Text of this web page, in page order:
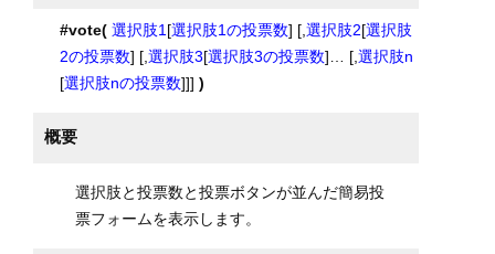
#vote( 選択肢1 [選択肢1の投票数] [, 選択肢2[選択肢
2の投票数] [, 選択肢3[選択肢3の投票数]… [, 選択肢n
[選択肢nの投票数]]] )
概要
選択肢と投票数と投票ボタンが並んだ簡易投
票フォームを表示します。